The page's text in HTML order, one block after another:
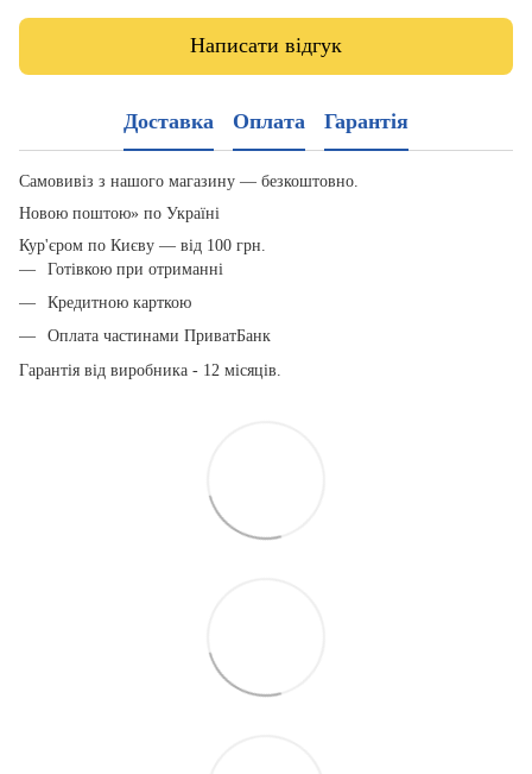
Написати відгук
Доставка Оплата Гарантія
Самовивіз з нашого магазину — безкоштовно.
Новою поштою» по Україні
Кур'єром по Києву — від 100 грн.
Готівкою при отриманні
Кредитною карткою
Оплата частинами ПриватБанк
Гарантія від виробника - 12 місяців.